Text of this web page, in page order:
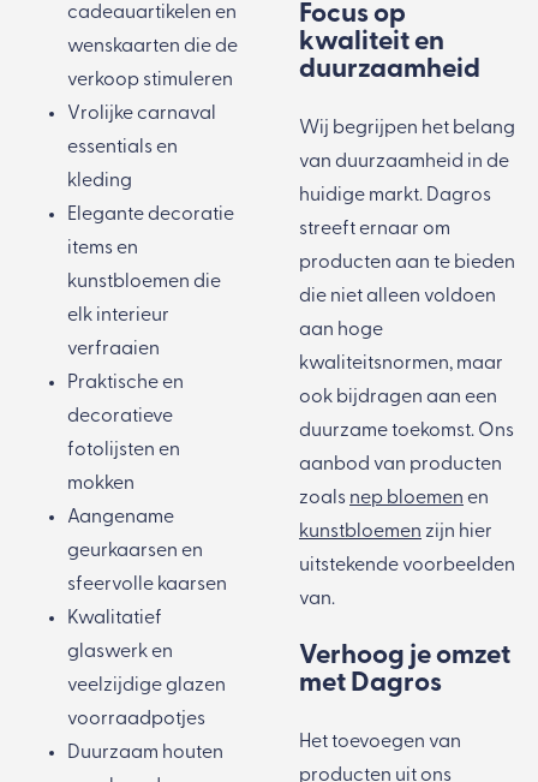
cadeauartikelen en
wenskaarten die de
verkoop stimuleren
Vrolijke carnaval
essentials en
kleding
Elegantedecoratie
items en
kunstbloemen die
elk interieur
verfraaien
Praktische en
decoratieve
fotolijsten en
mokken
Aangename
geurkaarsen en
sfeervolle kaarsen
Kwalitatief
glaswerken
veelzijdige glazen
voorraadpotjes
Duurzaam houten
Focus op
kwaliteit en
duurzaamheid
Wij begrijpen het belang
van duurzaamheid in de
huidige markt. Dagros
streeft ernaar om
producten aan te bieden
die niet alleen voldoen
aan hoge
kwaliteitsnormen, maar
ook bijdragen aan een
duurzame toekomst. Ons
aanbod van producten
zoals nep bloemen en
kunstbloemen zijn hier
uitstekende voorbeelden
van.
Verhoog je omzet
met Dagros
Het toevoegen van
producten uit ons